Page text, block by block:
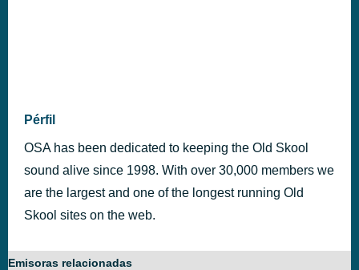
Pérfil
OSA has been dedicated to keeping the Old Skool
sound alive since 1998. With over 30,000 members we
are the largest and one of the longest running Old
Skool sites on the web.
Emisoras relacionadas